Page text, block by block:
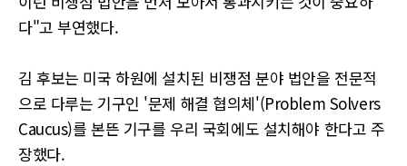
다"고 부연했다.
김 후보는 미국 하원에 설치된 비쟁점 분야 법안을 전문적
으로 다루는 기구인 '문제 해결 협의체'(Problem Solvers
Caucus)를 본뜬 기구를 우리 국회에도 설치해야 한다고 주
장했다.